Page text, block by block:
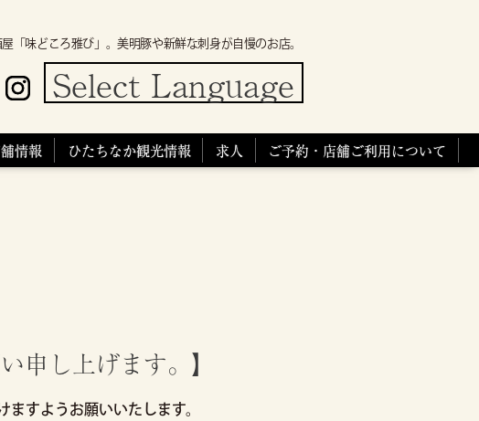
「味どころ雅び」。美明豚や新鮮な刺身が自慢のお店。
Select Language
情報 ひたちなか観光情報 求人 ご予約・店舗ご利用について
申し上げます。】
すようお願いいたします。